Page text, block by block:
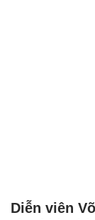
Diễn viên